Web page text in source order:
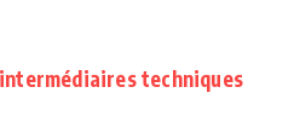
techniques